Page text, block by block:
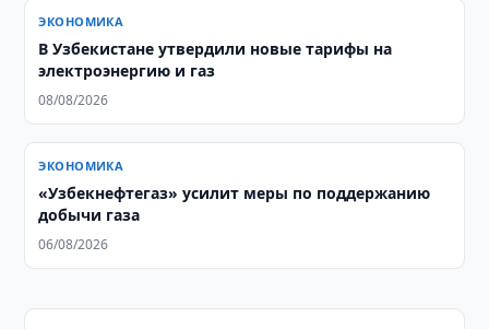
ЭКОНОМИКА
В Узбекистане утвердили новые тарифы на
электроэнергию и газ
08/08/2026
ЭКОНОМИКА
«Узбекнефтегаз» усилит меры по поддержанию
добычи газа
06/08/2026